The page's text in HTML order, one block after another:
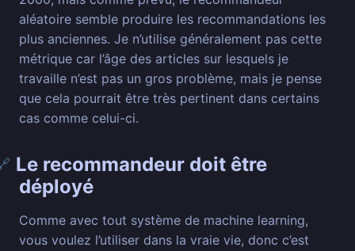
aléatoire semble produire les recommandations les
plus anciennes. Je n’utilise généralement pas cette
métrique car l’âge des articles sur lesquels je
travaille n’est pas un gros problème, mais je pense
que cela pourrait être très pertinent dans certains
cas comme celui-ci.
Le recommandeur doit être
déployé
Comme avec tout système de machine learning,
vous voulez l’utiliser dans la vraie vie, donc c’est